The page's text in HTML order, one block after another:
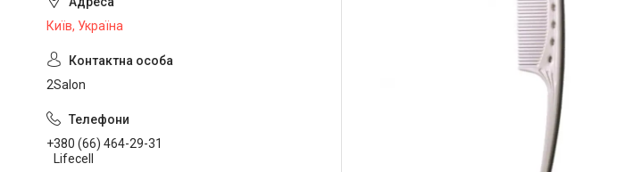
Київ, Україна
2Salon
+380 (66) 464-29-31
Lifecell